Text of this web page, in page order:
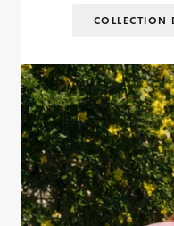
COLLECTION